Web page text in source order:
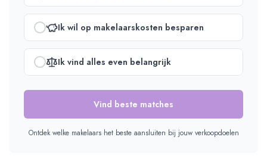
Ik wil op makelaarskosten besparen
Ik vind alles even belangrijk
Vind beste matches
Ontdek welke makelaars het beste aansluiten bij jouw verkoopdoelen